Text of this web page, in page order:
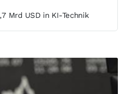
Mrd USD in KI-Technik